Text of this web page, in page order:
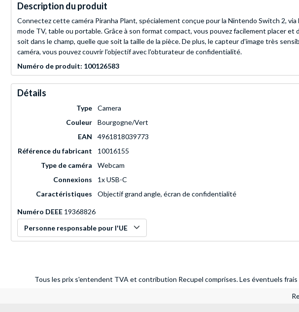
Description du produit
Connectez cette caméra Piranha Plant, spécialement conçue pour la Nintendo Switch 2,
mode TV, table ou portable. Grâce à son format compact, vous pouvez facilement placer
soit dans le champ, quelle que soit la taille de la pièce. De plus, le capteur d'image très
caméra, vous pouvez couvrir l'objectif avec l'obturateur de confidentialité.
Numéro de produit: 100126583
Détails
Type
Camera
Couleur
Bourgogne/Vert
EAN
4961818039773
Référence du fabricant
10016155
Type de caméra
Webcam
Connexions
1x USB-C
Caractéristiques
Objectif grand angle, écran de confidentialité
Numéro DEEE 19368826
Personne responsable pour l'UE
Tous les prix s'entendent TVA et contribution Recupel comprises. Les éventuels